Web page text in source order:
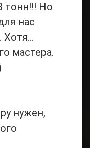
тонн!!! Но
нас
Хотя…
мастера.
нужен,